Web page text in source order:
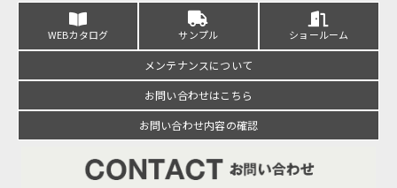
WEBカタログ サンプル ショールーム
メンテナンスについて
お問い合わせはこちら
お問い合わせ内容の確認